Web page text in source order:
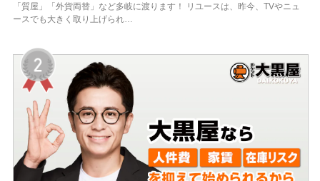
「質屋」「外貨両替」など多岐に渡ります！ リユースは、昨今、TVやニュ
ースでも大きく取り上げられ…